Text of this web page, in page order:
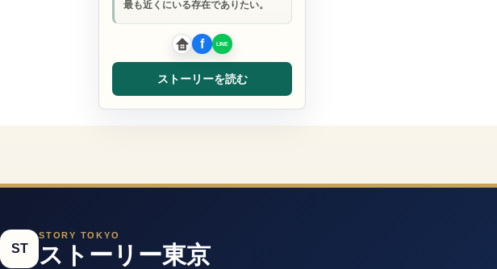
最も近くにいる存在でありたい。
ストーリーを読む
ST
STORY TOKYO
ストーリー東京